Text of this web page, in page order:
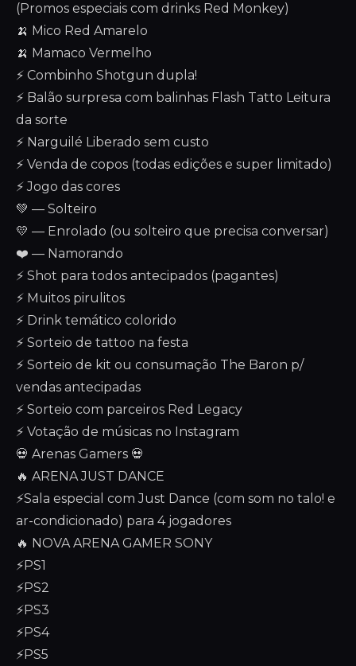
(Promos especiais com drinks Red Monkey)
🍌 Mico Red Amarelo
🍌 Mamaco Vermelho
⚡ Combinho Shotgun dupla!
⚡ Balão surpresa com balinhas Flash Tatto Leitura
da sorte
⚡ Narguilé Liberado sem custo
⚡ Venda de copos (todas edições e super limitado)
⚡ Jogo das cores
💚 — Solteiro
💛 — Enrolado (ou solteiro que precisa conversar)
❤️ — Namorando
⚡ Shot para todos antecipados (pagantes)
⚡ Muitos pirulitos
⚡ Drink temático colorido
⚡ Sorteio de tattoo na festa
⚡ Sorteio de kit ou consumação The Baron p/
vendas antecipadas
⚡ Sorteio com parceiros Red Legacy
⚡ Votação de músicas no Instagram
💀 Arenas Gamers 💀
🔥 ARENA JUST DANCE
⚡Sala especial com Just Dance (com som no talo! e
ar-condicionado) para 4 jogadores
🔥 NOVA ARENA GAMER SONY
⚡PS1
⚡PS2
⚡PS3
⚡PS4
⚡PS5